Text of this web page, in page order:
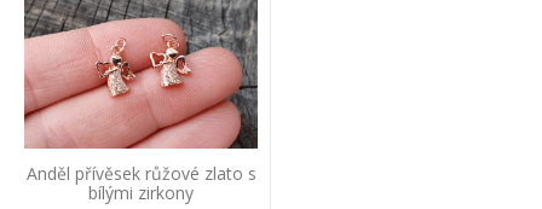
Anděl přívěsek růžové zlato s
bílými zirkony